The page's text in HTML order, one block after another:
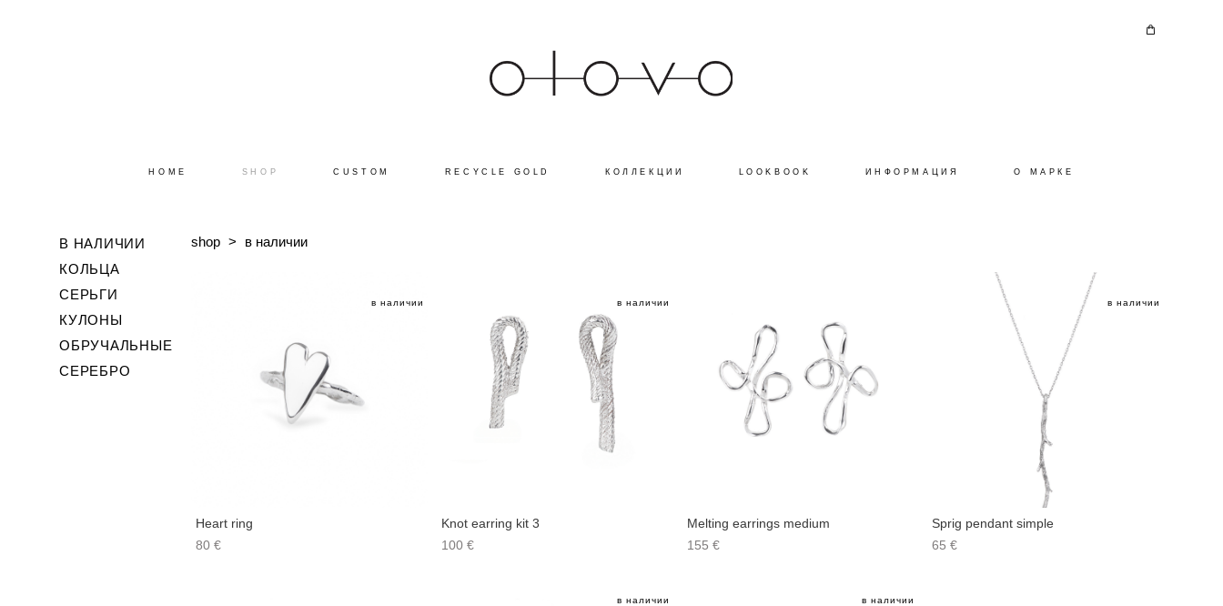
HOME SHOP CUSTOM RECYCLE GOLD КОЛЛЕКЦИИ LOOKBOOK ИНФОРМАЦИЯ О МАРКЕ
В НАЛИЧИИ
КОЛЬЦА
СЕРЬГИ
КУЛОНЫ
ОБРУЧАЛЬНЫЕ
СЕРЕБРО
shop > в наличии
в наличии
Heart ring
80 €
в наличии
Knot earring kit 3
100 €
Melting earrings medium
155 €
в наличии
Sprig pendant simple
65 €
в наличии в наличии